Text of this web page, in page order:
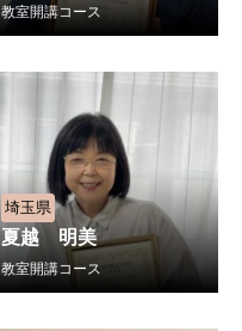
教室開講コース
埼玉県
夏越 明美
教室開講コース